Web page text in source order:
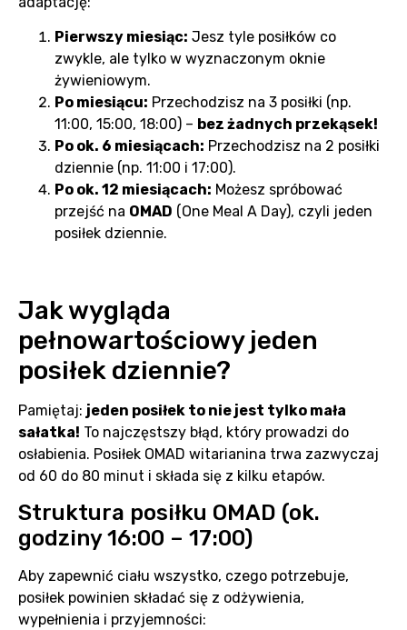
Pierwszy miesiąc: Jesz tyle posiłków co
zwykle, ale tylko w wyznaczonym oknie
żywieniowym.
Po miesiącu: Przechodzisz na 3 posiłki (np.
11:00, 15:00, 18:00) – bez żadnych przekąsek!
Po ok. 6 miesiącach: Przechodzisz na 2 posiłki
dziennie (np. 11:00 i 17:00).
Po ok. 12 miesiącach: Możesz spróbować
przejść na OMAD (One Meal A Day), czyli jeden
posiłek dziennie.
Jak wygląda
pełnowartościowy jeden
posiłek dziennie?
Pamiętaj: jeden posiłek to nie jest tylko mała
sałatka! To najczęstszy błąd, który prowadzi do
osłabienia. Posiłek OMAD witarianina trwa zazwyczaj
od 60 do 80 minut i składa się z kilku etapów.
Struktura posiłku OMAD (ok.
godziny 16:00 – 17:00)
Aby zapewnić ciału wszystko, czego potrzebuje,
posiłek powinien składać się z odżywienia,
wypełnienia i przyjemności: